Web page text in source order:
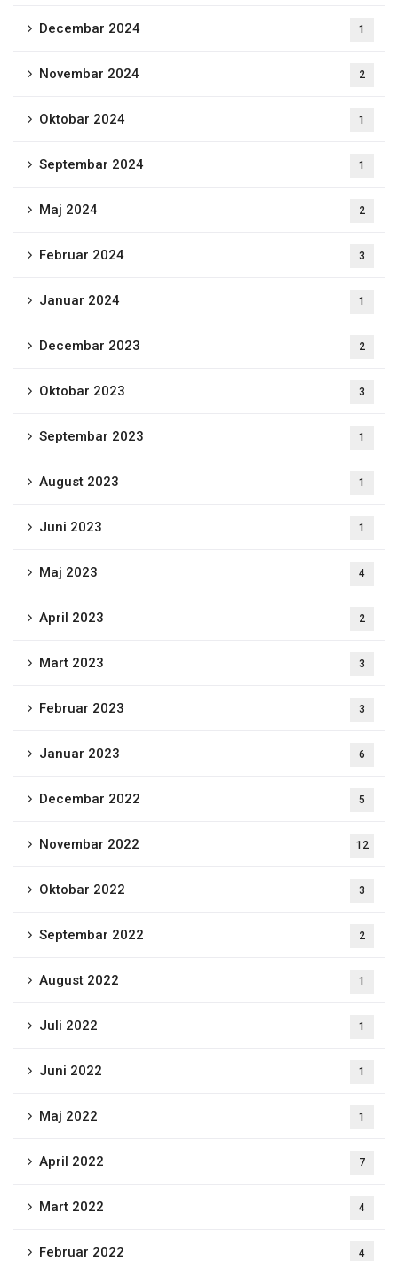
Decembar 2024 1
Novembar 2024 2
Oktobar 2024 1
Septembar 2024 1
Maj 2024 2
Februar 2024 3
Januar 2024 1
Decembar 2023 2
Oktobar 2023 3
Septembar 2023 1
August 2023 1
Juni 2023 1
Maj 2023 4
April 2023 2
Mart 2023 3
Februar 2023 3
Januar 2023 6
Decembar 2022 5
Novembar 2022 12
Oktobar 2022 3
Septembar 2022 2
August 2022 1
Juli 2022 1
Juni 2022 1
Maj 2022 1
April 2022 7
Mart 2022 4
Februar 2022 4